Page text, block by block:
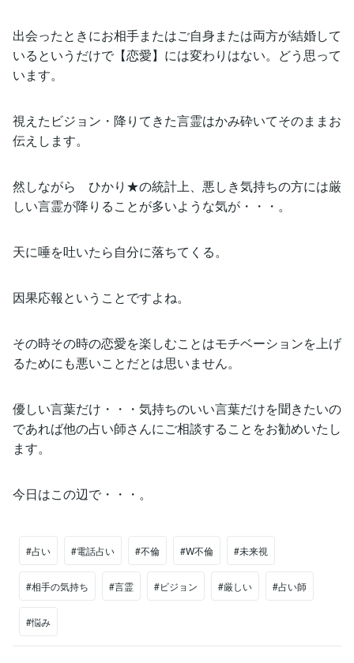
出会ったときにお相手またはご自身または両方が結婚して
いるというだけで【恋愛】には変わりはない。どう思って
います。
視えたビジョン・降りてきた言霊はかみ砕いてそのままお
伝えします。
然しながら ひかり★の統計上、悪しき気持ちの方には厳
しい言霊が降りることが多いような気が・・・。
天に唾を吐いたら自分に落ちてくる。
因果応報ということですよね。
その時その時の恋愛を楽しむことはモチベーションを上げ
るためにも悪いことだとは思いません。
優しい言葉だけ・・・気持ちのいい言葉だけを聞きたいの
であれば他の占い師さんにご相談することをお勧めいたし
ます。
今日はこの辺で・・・。
#占い #電話占い #不倫 #W不倫 #未来視
#相手の気持ち #言霊 #ビジョン #厳しい #占い師
#悩み